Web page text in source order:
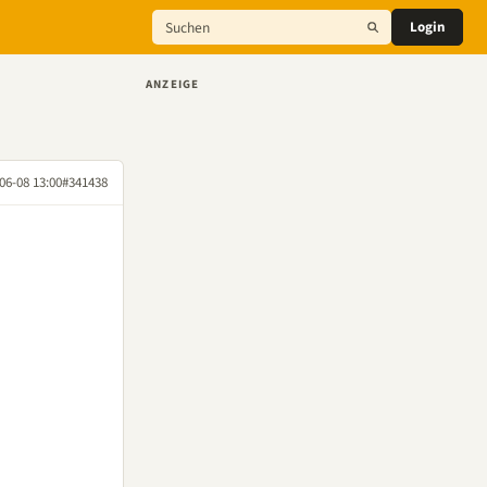
Login
08 13:00#341438
ANZEIGE